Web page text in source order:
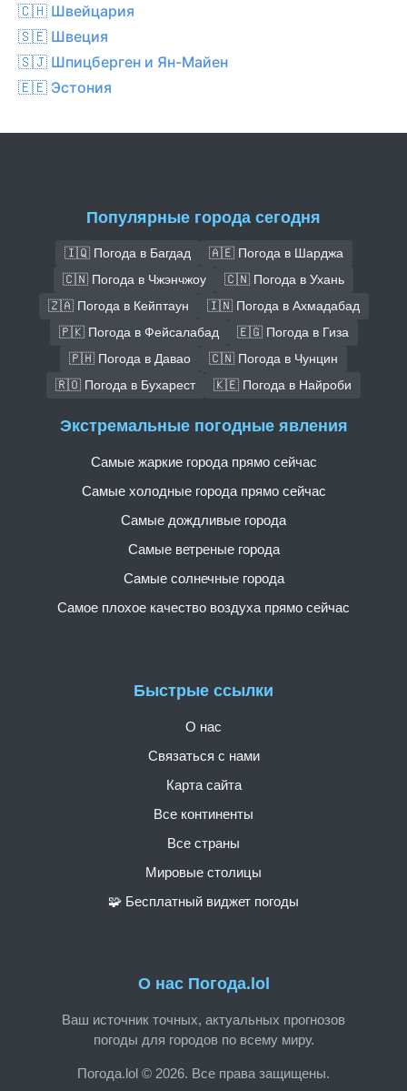
🇨🇭 Швейцария
🇸🇪 Швеция
🇸🇯 Шпицберген и Ян-Майен
🇪🇪 Эстония
Популярные города сегодня
🇮🇶 Погода в Багдад
🇦🇪 Погода в Шарджа
🇨🇳 Погода в Чжэнчжоу
🇨🇳 Погода в Ухань
🇿🇦 Погода в Кейптаун
🇮🇳 Погода в Ахмадабад
🇵🇰 Погода в Фейсалабад
🇪🇬 Погода в Гиза
🇵🇭 Погода в Давао
🇨🇳 Погода в Чунцин
🇷🇴 Погода в Бухарест
🇰🇪 Погода в Найроби
О нас Погода.lol
Ваш источник точных, актуальных прогнозов
погоды для городов по всему миру.
Погода.lol © 2026. Все права защищены.
Быстрые ссылки
О нас
Связаться с нами
Карта сайта
Все континенты
Все страны
Мировые столицы
🧩 Бесплатный виджет погоды
Экстремальные погодные явления
Самые жаркие города прямо сейчас
Самые холодные города прямо сейчас
Самые дождливые города
Самые ветреные города
Самые солнечные города
Самое плохое качество воздуха прямо сейчас